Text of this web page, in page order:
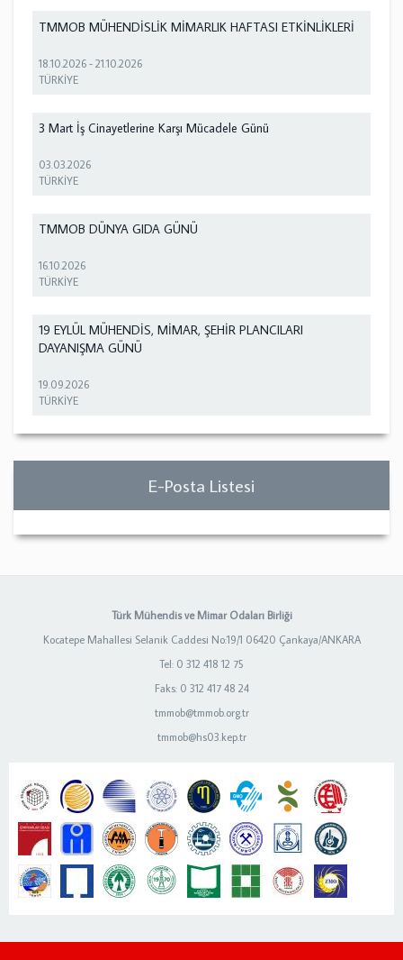
TMMOB MÜHENDİSLİK MİMARLIK HAFTASI ETKİNLİKLERİ
18.10.2026 -21.10.2026
TÜRKİYE
3 Mart İş Cinayetlerine Karşı Mücadele Günü
03.03.2026
TÜRKİYE
TMMOB DÜNYA GIDA GÜNÜ
16.10.2026
TÜRKİYE
19 EYLÜL MÜHENDİS, MİMAR, ŞEHİR PLANCILARI
DAYANIŞMA GÜNÜ
19.09.2026
TÜRKİYE
E-Posta Listesi
Türk Mühendis ve Mimar Odaları Birliği
Kocatepe Mahallesi Selanik Caddesi No:19/1 06420 Çankaya/ANKARA
Tel: 0 312 418 12 75
Faks: 0 312 417 48 24
tmmob@tmmob.org.tr
tmmob@hs03.kep.tr